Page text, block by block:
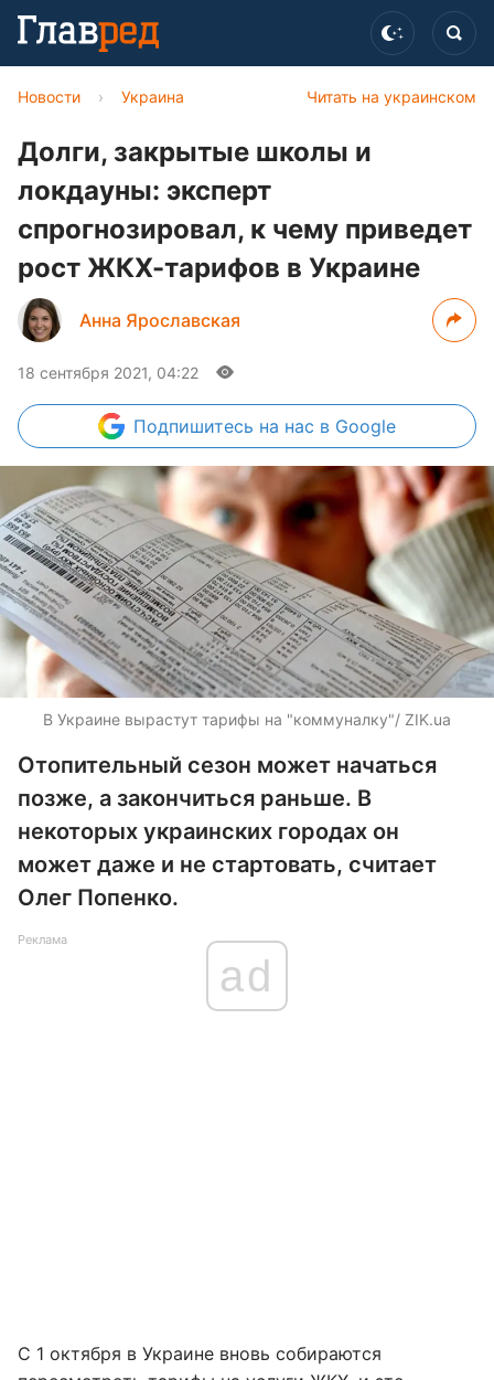
Читать на украинском
Новости › Украина
Долги, закрытые школы и
локдауны: эксперт
спрогнозировал, к чему приведет
рост ЖКХ-тарифов в Украине
Анна Ярославская
18 сентября 2021, 04:22
Подпишитесь на нас в Google
В Украине вырастут тарифы на "коммуналку"/ ZIK.ua
Отопительный сезон может начаться
позже, а закончиться раньше. В
некоторых украинских городах он
может даже и не стартовать, считает
Олег Попенко.
Реклама
ad
С 1 октября в Украине вновь собираются